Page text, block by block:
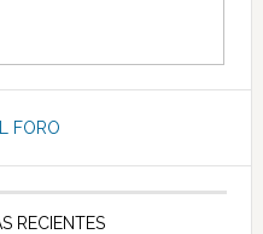
FORO
RECIENTES